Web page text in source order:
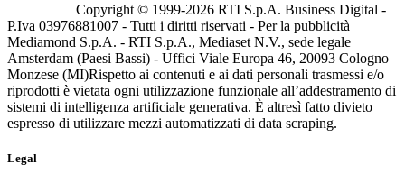
Copyright © 1999-2026 RTI S.p.A. Business Digital -
P.Iva 03976881007 - Tutti i diritti riservati - Per la pubblicità
Mediamond S.p.A. - RTI S.p.A., Mediaset N.V., sede legale
Amsterdam (Paesi Bassi) - Uffici Viale Europa 46, 20093 Cologno
Monzese (MI)Rispetto ai contenuti e ai dati personali trasmessi e/o
riprodotti è vietata ogni utilizzazione funzionale all’addestramento di
sistemi di intelligenza artificiale generativa. È altresì fatto divieto
espresso di utilizzare mezzi automatizzati di data scraping.
Legal